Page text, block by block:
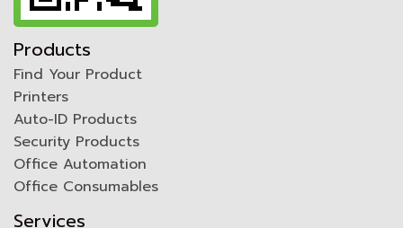
Products
Find Your Product
Printers
Auto-ID Products
Security Products
Office Automation
Office Consumables
Services